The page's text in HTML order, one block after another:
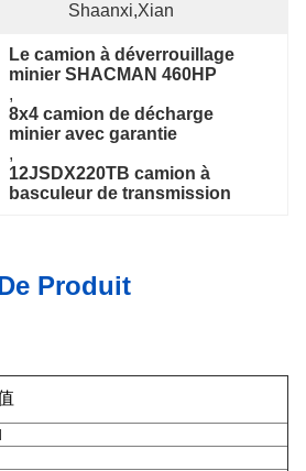
Shaanxi,Xian
Le camion à déverrouillage
minier SHACMAN 460HP
,
8x4 camion de décharge
minier avec garantie
,
12JSDX220TB camion à
basculeur de transmission
Produit